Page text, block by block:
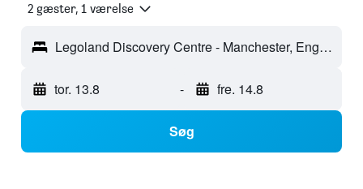
2 gæster, 1 værelse
Legoland Discovery Centre - Manchester, England, Storbritannien
tor. 13.8 - fre. 14.8
Søg